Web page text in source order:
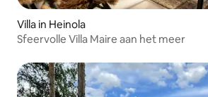
Villa in Heinola
Sfeervolle Villa Maire aan het meer